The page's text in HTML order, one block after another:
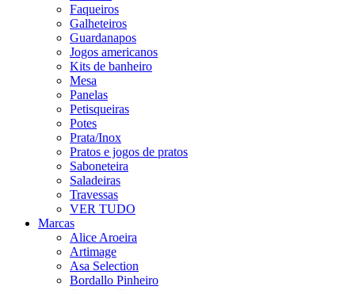
Faqueiros
Galheteiros
Guardanapos
Jogos americanos
Kits de banheiro
Mesa
Panelas
Petisqueiras
Potes
Prata/Inox
Pratos e jogos de pratos
Saboneteira
Saladeiras
Travessas
VER TUDO
Marcas
Alice Aroeira
Artimage
Asa Selection
Bordallo Pinheiro